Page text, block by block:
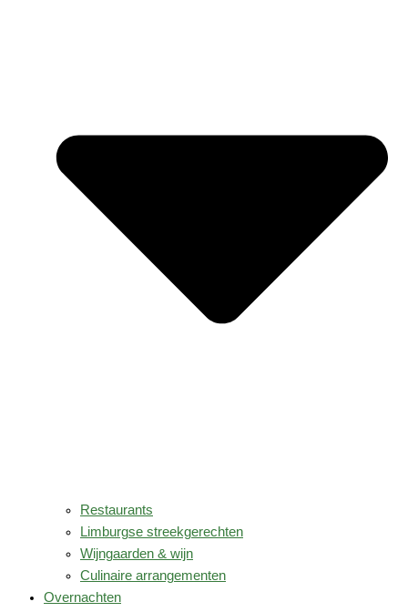
Restaurants
Limburgse streekgerechten
Wijngaarden & wijn
Culinaire arrangementen
Overnachten